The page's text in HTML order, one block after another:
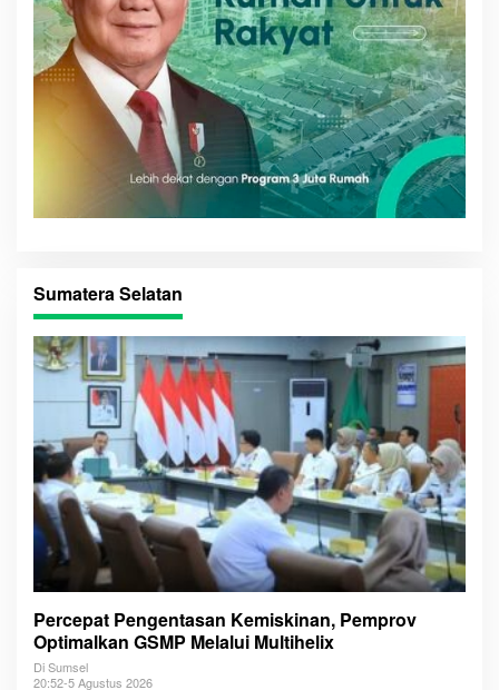
Sumatera Selatan
Percepat Pengentasan Kemiskinan, Pemprov
Optimalkan GSMP Melalui Multihelix
Di Sumsel
20:52-5 Agustus 2026